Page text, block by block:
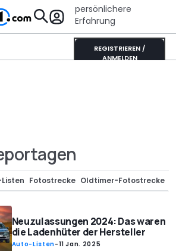
persönlichere
Erfahrung
REGISTRIEREN /
ANMELDEN
Fotostrecke Oldtimer-Fotostrecke
Neuzulassungen 2024: Das waren
die Ladenhüter der Hersteller
Auto-Listen-11 Jan. 2025